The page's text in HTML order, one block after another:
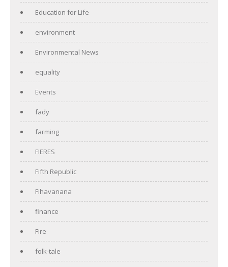
Education for Life
environment
Environmental News
equality
Events
fady
farming
FIERES
Fifth Republic
Fihavanana
finance
Fire
folk-tale